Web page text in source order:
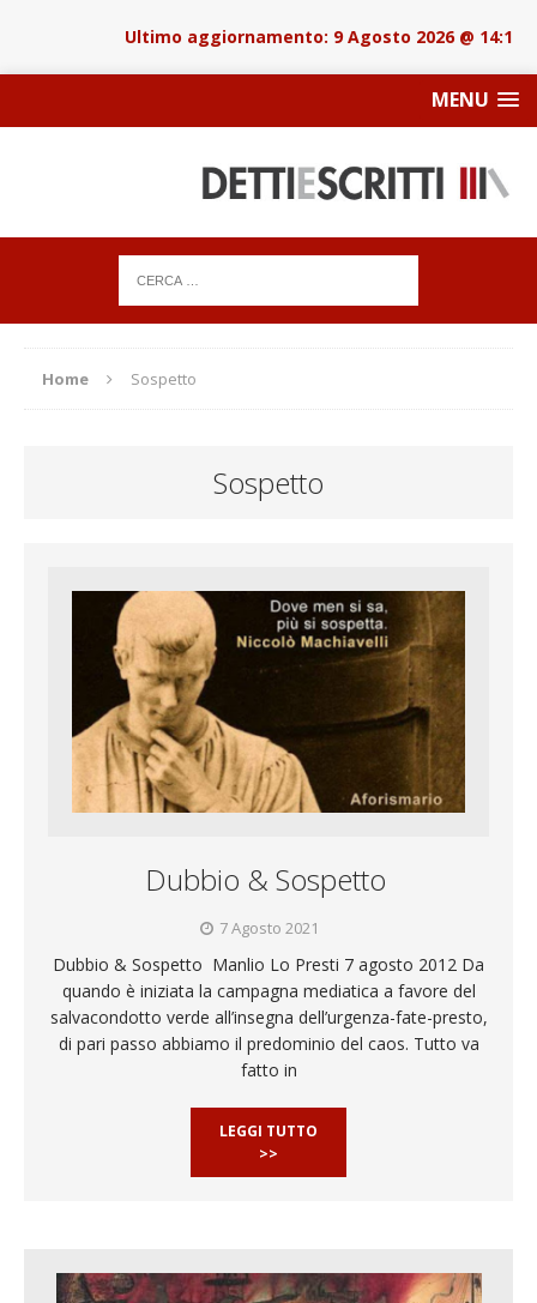
9 Agosto 2026 @ 14:18
MENU
Home Sospetto
Sospetto
Dubbio & Sospetto
7 Agosto 2021
Dubbio & Sospetto Manlio Lo Presti 7 agosto 2012 Da
quando è iniziata la campagna mediatica a favore del
salvacondotto verde all’insegna dell’urgenza-fate-presto,
di pari passo abbiamo il predominio del caos. Tutto va
fatto in
LEGGI TUTTO
>>